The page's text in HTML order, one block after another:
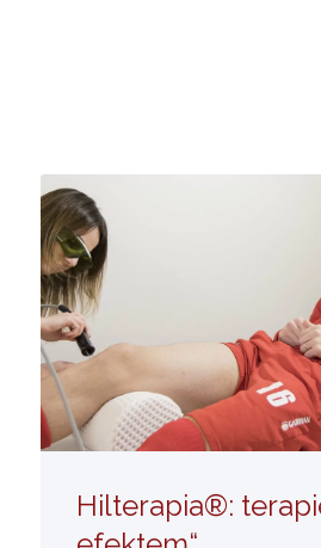
Ivan Peristi: